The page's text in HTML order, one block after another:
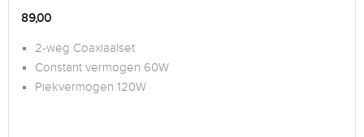
89,00
2-weg Coaxiaalset
Constant vermogen 60W
Piekvermogen 120W